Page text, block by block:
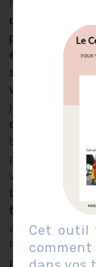
différence
pièce forte, je
étapes pour
selon vos
vie.
Je vous
dressing
est
beaucoup
de
permettra d’y
vous avez.
Le choix de
facilité
si vous
affaires et
Rendez-vous
pour trouver
Cet outil
comment